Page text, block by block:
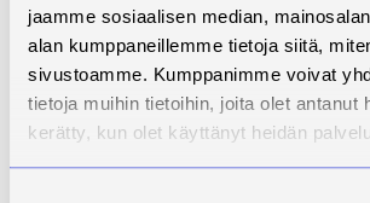
jaamme sosiaalisen median,
alan kumppaneillemme tietoja siitä,
sivustoamme. Kumppanimme voivat
tietoja muihin tietoihin, joita olet antanut
kerätty, kun olet käyttänyt heidän
Pohjois-Savon -hankkeen sivuilta.
Onnea palkituille!